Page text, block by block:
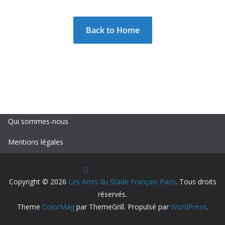
Back to Home
Qui sommes-nous
Mentions légales
Copyright © 2026 Les Amis du Stade Français Paris. Tous droits
réservés.
Theme ColorMag par ThemeGrill. Propulsé par WordPress.